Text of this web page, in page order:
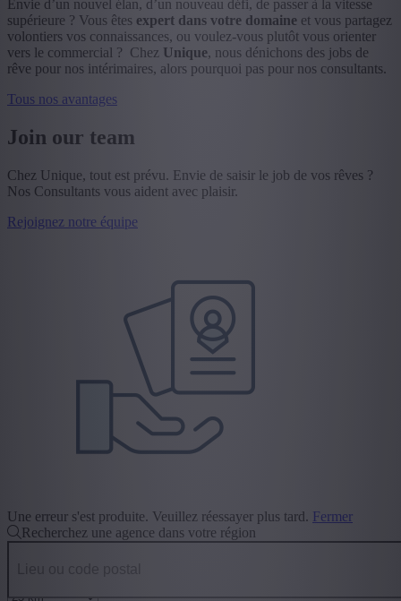
Envie d’un nouvel élan, d’un nouveau défi, de passer à la vitesse
supérieure ? Vous êtes expert dans votre domaine et vous partagez
volontiers vos connaissances, ou voulez-vous plutôt vous orienter
vers le commercial ? Chez Unique, nous dénichons des jobs de
rêve pour nos intérimaires, alors pourquoi pas pour nos consultants.
Tous nos avantages
Join our team
Chez Unique, tout est prévu. Envie de saisir le job de vos rêves ?
Nos Consultants vous aident avec plaisir.
Rejoignez notre équipe
Une erreur s'est produite. Veuillez réessayer plus tard. Fermer
Recherchez une agence dans votre région